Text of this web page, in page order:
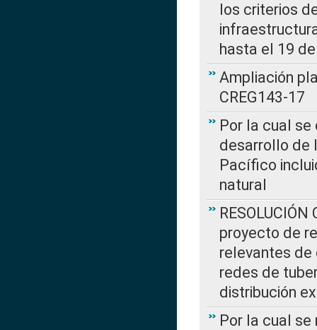
los criterios
hasta el 19
Ampliación
CREG143-17
Por la cual
desarrollo de
Pacífico
natural
proyecto de
relevantes de
redes de
distribución
Por la cual se